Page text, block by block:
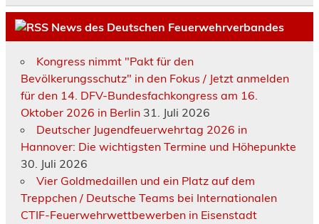
News des Deutschen Feuerwehrverbandes
Kongress nimmt "Pakt für den
Bevölkerungsschutz" in den Fokus / Jetzt anmelden
für den 14. DFV-Bundesfachkongress am 16.
Oktober 2026 in Berlin 31. Juli 2026
Deutscher Jugendfeuerwehrtag 2026 in
Hannover: Die wichtigsten Termine und Höhepunkte
30. Juli 2026
Vier Goldmedaillen und ein Platz auf dem
Treppchen / Deutsche Teams bei Internationalen
CTIF-Feuerwehrwettbewerben in Eisenstadt